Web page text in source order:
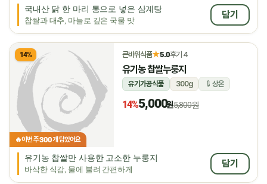
국내산 닭 한 마리 통으로 넣은 삼계탕
찹쌀과 대추, 마늘로 깊은 국물 맛
담기
14%
🔥이번 주300개 담았어요
큰바위식품★5.0후기 4
유기농 찹쌀누룽지
유기가공식품 300g 상온
14%5,000원5,800원
유기농 찹쌀만 사용한 고소한 누룽지
바삭한 식감, 물에 불려 간편하게
담기